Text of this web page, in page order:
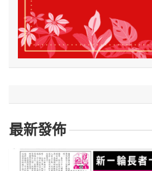
最新發佈